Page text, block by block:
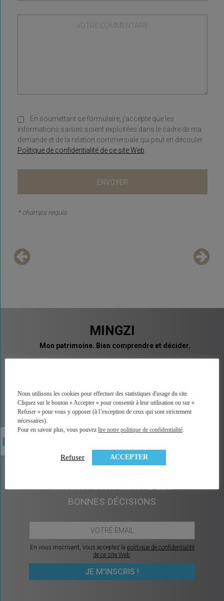
En soumettant ce formulaire, j'accepte que les
informations saisies soient exploitées dans le cadre de ma
demande et de la relation commerciale qui peut en découler.
Politique de confidentialité de ce site Web
* champs requis
MINGZI
Mon patrimoine. Bien comprendre et décider.
direct à la bonne information, à une analyse factuelle
de plus de 350 contrats du marché, et sans arrière
pensée car MINGZI ne vend ni conseil ni placement.
MINGZI existe pour éclairer votre route, pour vous
rendre le choix et la décision plus faciles et plus
sereins.
SAVOIR POUR PRENDRE LES
BONNES DÉCISIONS
En vous inscrivant, vous acceptez la politique de confidentialité
de ce site Web.
Nous utilisons les cookies pour effectuer des statistiques d'usage du site.
Cliquez sur le bouton « Accepter » pour consentir à leur utilisation ou sur «
Refuser » pour vous y opposer (à l’exception de ceux qui sont strictement
nécessaires).
Pour en savoir plus, vous pouvez lire notre politique de confidentialité
Refuser ACCEPTER